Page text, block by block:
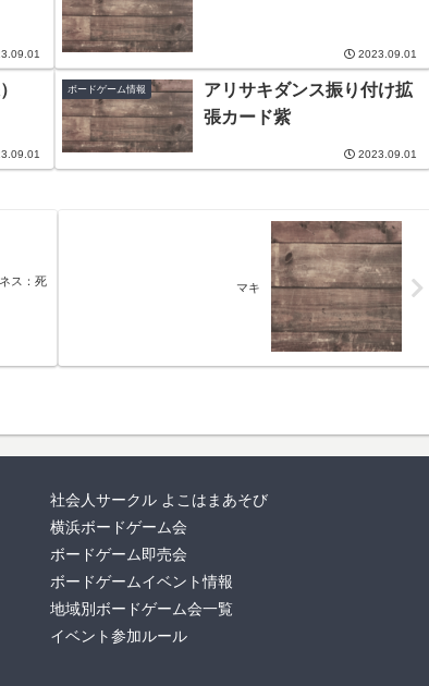
2023.09.01
ボードゲーム情報
アリサキダンス振り付け拡
張カード紫
2023.09.01
ス：死
マキ
社会人サークル よこはまあそび
横浜ボードゲーム会
ボードゲーム即売会
ボードゲームイベント情報
地域別ボードゲーム会一覧
イベント参加ルール